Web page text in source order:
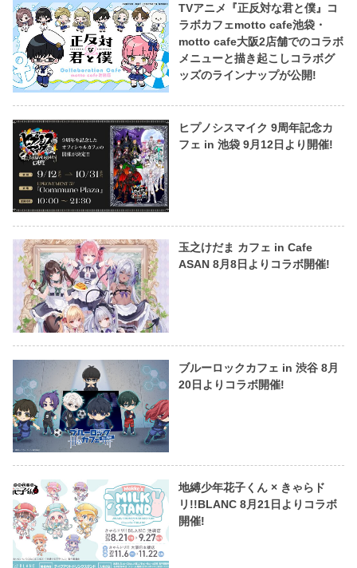
TVアニメ『正反対な君と僕』コ
ラボカフェmotto cafe池袋・
motto cafe大阪2店舗でのコラボ
メニューと描き起こしコラボグ
ッズのラインナップが公開!
ヒプノシスマイク 9周年記念カ
フェ in 池袋 9月12日より開催!
玉之けだま カフェ in Cafe
ASAN 8月8日よりコラボ開催!
ブルーロックカフェ in 渋谷 8月
20日よりコラボ開催!
地縛少年花子くん × きゃらド
リ!!BLANC 8月21日よりコラボ
開催!